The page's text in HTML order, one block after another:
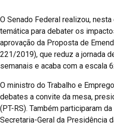
O Senado Federal realizou,
temática para debater os
aprovação da Proposta de
221/2019), que reduz a jornada
semanais e acaba com a escala
O ministro do Trabalho e
debates a convite da mesa,
(PT-RS). Também participaram
Secretaria-Geral da Presidência